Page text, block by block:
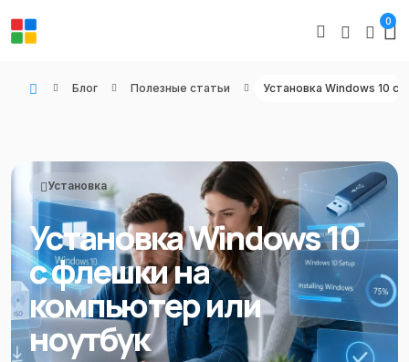
0
Блог Полезные статьи
Установка
Установка Windows 10
с флешки на
компьютер или
ноутбук